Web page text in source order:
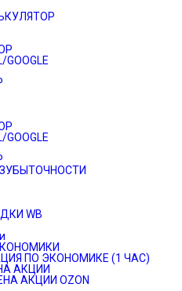
WB
ПО ЭКОНОМИКЕ (1 ЧАС)
АКЦИИ
АКЦИИ OZON